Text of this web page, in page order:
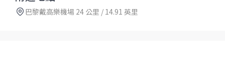
巴黎戴高樂機場 24 公里 / 14.91 英里